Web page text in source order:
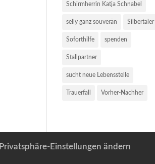
Schirmherrin Katja Schnabel
selly ganz souverän Silbertaler
Soforthilfe spenden
Stallpartner
sucht neue Lebensstelle
Trauerfall Vorher-Nachher
Privatsphäre-Einstellungen ändern